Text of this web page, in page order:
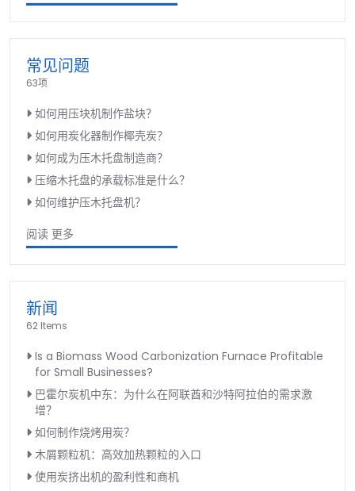
常见问题
63项
如何用压块机制作盐块？
如何用炭化器制作椰壳炭？
如何成为压木托盘制造商？
压缩木托盘的承载标准是什么？
如何维护压木托盘机？
阅读 更多
新闻
62 Items
Is a Biomass Wood Carbonization Furnace Profitable
for Small Businesses?
巴霍尔炭机中东：为什么在阿联酋和沙特阿拉伯的需求激
增？
如何制作烧烤用炭？
木屑颗粒机：高效加热颗粒的入口
使用炭挤出机的盈利性和商机